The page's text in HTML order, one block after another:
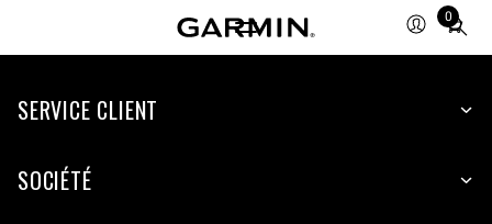
0
Total
items
cart:
SERVICE CLIENT
SOCIÉTÉ